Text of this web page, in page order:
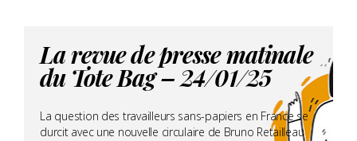
La revue de presse matinale
du Tote Bag – 24/01/25
La question des travailleurs sans-papiers en France se
durcit avec une nouvelle circulaire de Bruno Retailleau